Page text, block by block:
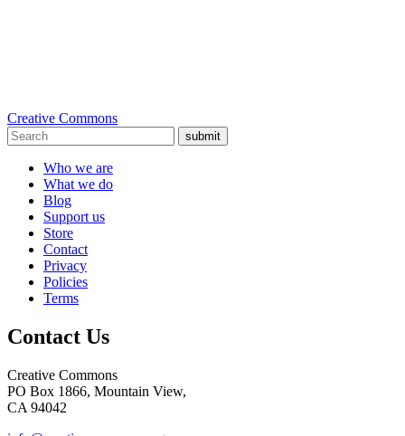
Creative Commons
submit
Who we are
What we do
Blog
Support us
Store
Contact
Privacy
Policies
Terms
Contact Us
Creative Commons
PO Box 1866, Mountain View,
CA 94042